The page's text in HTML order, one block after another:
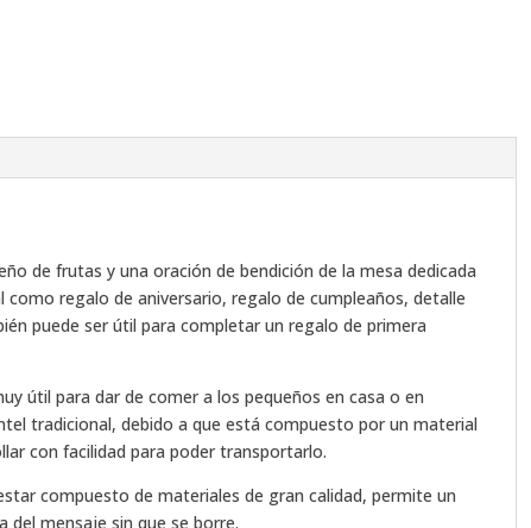
de frutas y una oración de bendición de la mesa dedicada
regalo de aniversario, regalo de cumpleaños, detalle
puede ser útil para completar un regalo de primera
útil para dar de comer a los pequeños en casa o en
tradicional, debido a que está compuesto por un material
con facilidad para poder transportarlo.
compuesto de materiales de gran calidad, permite un
mensaje sin que se borre.